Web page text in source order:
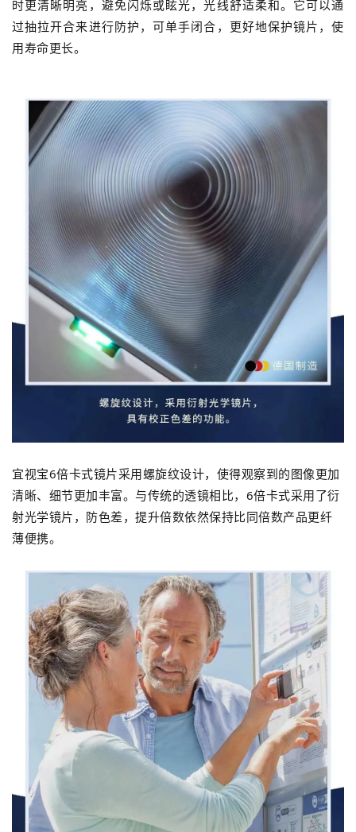
时更清晰明亮，避免闪烁或眩光，光线舒适柔和。 它可以通
过抽拉开合来进行防护，可单手闭合，更好地保护镜片，使
用寿命更长。
宜视宝6倍卡式镜片采用螺旋纹设计，使得观察到的图像更加
清晰、细节更加丰富。与传统的透镜相比，6倍卡式采用了衍
射光学镜片，防色差，提升倍数依然保持比同倍数产品更纤
薄便携。